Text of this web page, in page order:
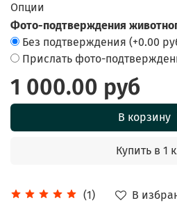
(1)
В
Опции
Фото-подтверждения
Без подтверждения (+0.00
Прислать фото-
1 000.00 руб
В корзину
Купить в 1